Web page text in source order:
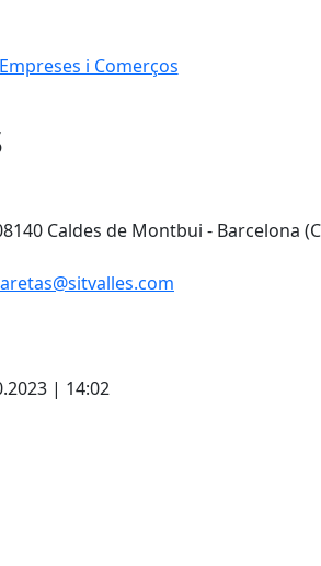
Empreses i Comerços
Caldes de Montbui - Barcelona
| 14:02